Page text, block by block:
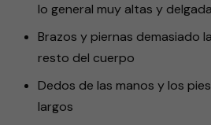
lo general muy altas y
Brazos y piernas demasiado
resto del cuerpo
Dedos de las manos y los
largos